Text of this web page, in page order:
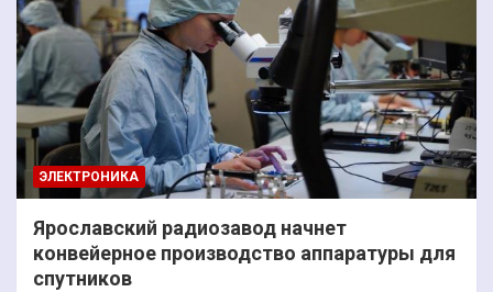
ЭЛЕКТРОНИКА
Ярославский радиозавод начнет
конвейерное производство аппаратуры для
спутников